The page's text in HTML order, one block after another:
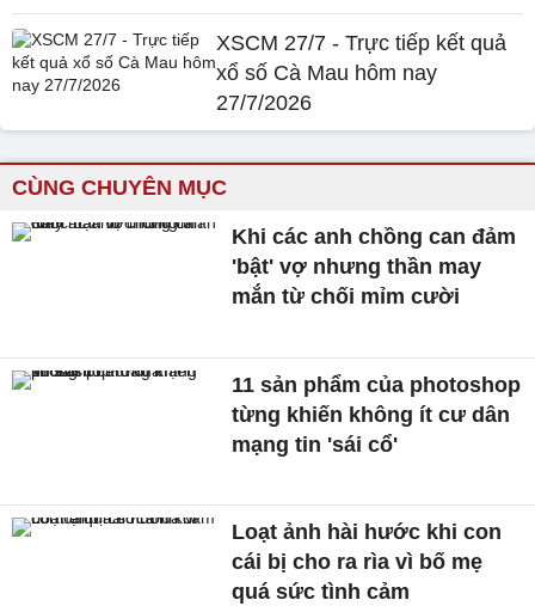
XSCM 27/7 - Trực tiếp kết quả
xổ số Cà Mau hôm nay
27/7/2026
CÙNG CHUYÊN MỤC
Khi các anh chồng can đảm
'bật' vợ nhưng thần may
mắn từ chối mỉm cười
11 sản phẩm của photoshop
từng khiến không ít cư dân
mạng tin 'sái cổ'
Loạt ảnh hài hước khi con
cái bị cho ra rìa vì bố mẹ
quá sức tình cảm